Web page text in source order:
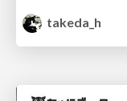
takeda_h